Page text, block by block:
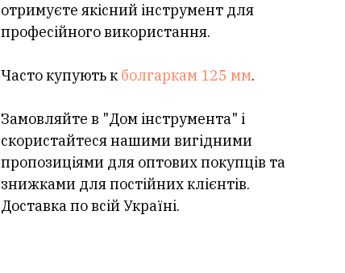
отримуєте якісний інструмент для
професійного використання.
Часто купують к болгаркам 125 мм.
Замовляйте в "Дом інструмента" і
скористайтеся нашими вигідними
пропозиціями для оптових покупців та
знижками для постійних клієнтів.
Доставка по всій Україні.